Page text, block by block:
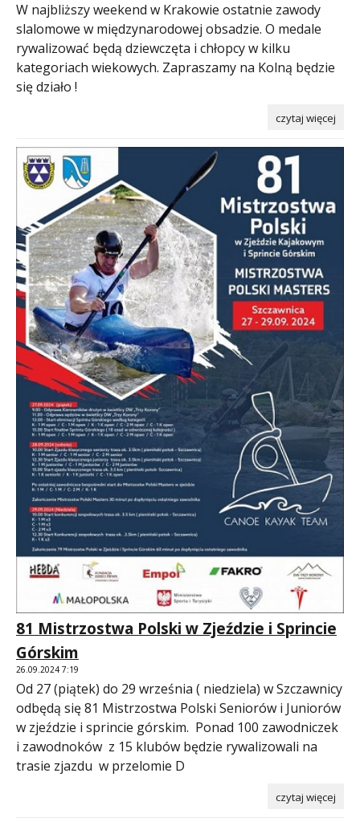
W najbliższy weekend w Krakowie ostatnie zawody
slalomowe w międzynarodowej obsadzie. O medale
rywalizować będą dziewczęta i chłopcy w kilku
kategoriach wiekowych. Zapraszamy na Kolną będzie
się działo !
czytaj więcej
81 Mistrzostwa Polski w Zjeździe i Sprincie
Górskim
26.09.2024 7:19
Od 27 (piątek) do 29 września ( niedziela) w Szczawnicy
odbędą się 81 Mistrzostwa Polski Seniorów i Juniorów
w zjeździe i sprincie górskim. Ponad 100 zawodniczek
i zawodnoków z 15 klubów będzie rywalizowali na
trasie zjazdu w przelomie D
czytaj więcej